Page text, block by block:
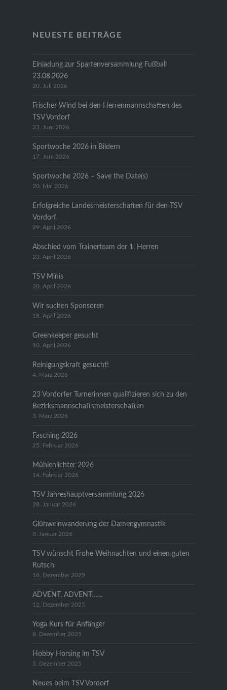
NEUESTE BEITRÄGE
Einladung zur Spartenversammlung Fußball
23.08.2026
20. Juli 2026
Frischer Wind bei den Herrenmannschaften des
TSV Vordorf
23. Juni 2026
Sportwoche 2026 in Bildern
17. Juni 2026
Sportwoche 2026 – Save the Date(s)
20. Mai 2026
Erfolgreiche Landesmeisterschaften für den TSV
Vordorf
29. April 2026
Abschied vom Trainerteam der 1. Herren
23. April 2026
TSV Minis
20. April 2026
Wir suchen Sponsoren
18. April 2026
Greenkeeper gesucht
10. April 2026
Reinigungskraft gesucht!
4. März 2026
23 Vordorfer Turnerinnen qualifizieren sich zu den
Bezirksmannschaftsmeisterschaften
3. März 2026
Fasching 2026
25. Februar 2026
Mühlenlichter 2026
14. Februar 2026
TSV Jahreshauptversammlung 2026
28. Januar 2026
Glühweinwanderung der Damengymnastik
8. Januar 2026
TSV wünscht Frohe Weihnachten und einen guten
Rutsch
18. Dezember 2025
ADVENT, ADVENT……
12. Dezember 2025
Yoga Kurs für Anfänger
8. Dezember 2025
Hobby Horsing im TSV
5. Dezember 2025
Neues beim TSV Vordorf